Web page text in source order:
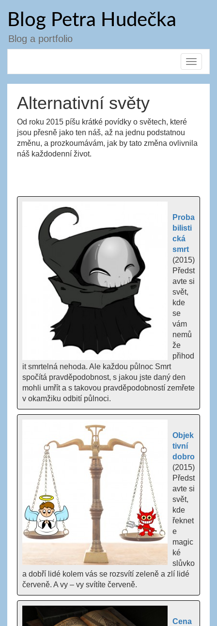
obsahu
webu
Blog Petra Hudečka
Blog a portfolio
Toggle
Alternativní světy
Od roku 2015 píšu krátké povídky o světech, které
jsou přesně jako ten náš, až na jednu podstatnou
změnu, a prozkoumávám, jak by tato změna ovlivnila
náš každodenní život.
Proba
bilisti
cká
smrt
(2015)
Předst
avte si
svět,
kde
se
vám
nemů
že
přihod
it smrtelná nehoda. Ale každou půlnoc Smrt
spočítá pravděpodobnost, s jakou jste daný den
mohli umřít a s takovou pravděpodobností zemřete
v okamžiku odbití půlnoci.
Objek
tivní
dobro
(2015)
Předst
avte si
svět,
kde
řeknet
e
magic
ké
slůvko
a dobří lidé kolem vás se rozsvítí zeleně a zlí lidé
červeně. A vy – vy svítíte červeně.
Cena